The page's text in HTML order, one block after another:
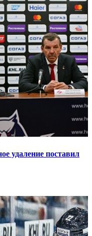
удаление поставил